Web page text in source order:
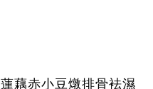
蓮藕赤小豆燉排骨袪濕